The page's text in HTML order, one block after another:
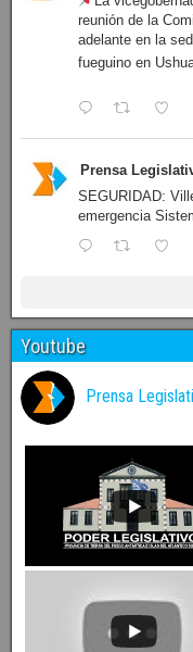
reunión de la
adelante en la
fueguino en
Prensa
SEGURIDAD:
emergencia
Youtube
Prensa